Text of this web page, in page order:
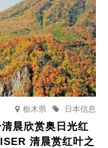
栃木県 日本信息
晨欣赏奥日光红
清晨赏红叶之